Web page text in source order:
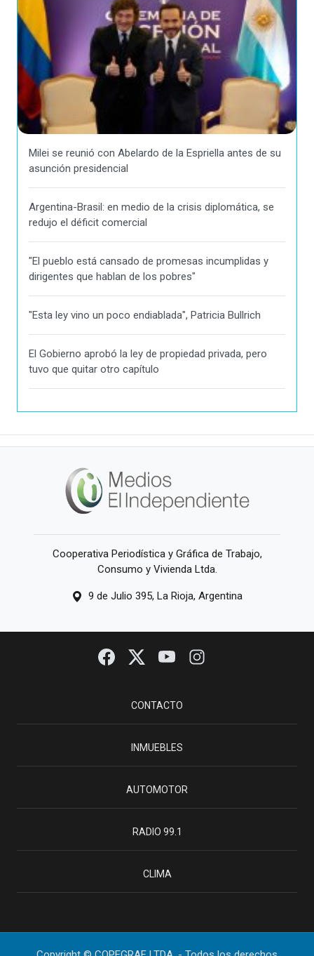
Milei se reunió con Abelardo de la Espriella antes de su
asunción presidencial
Argentina-Brasil: en medio de la crisis diplomática, se
redujo el déficit comercial
"El pueblo está cansado de promesas incumplidas y
dirigentes que hablan de los pobres"
"Esta ley vino un poco endiablada", Patricia Bullrich
El Gobierno aprobó la ley de propiedad privada, pero
tuvo que quitar otro capítulo
Cooperativa Periodística y Gráfica de Trabajo,
Consumo y Vivienda Ltda.
9 de Julio 395, La Rioja, Argentina
CONTACTO
INMUEBLES
AUTOMOTOR
RADIO 99.1
CLIMA